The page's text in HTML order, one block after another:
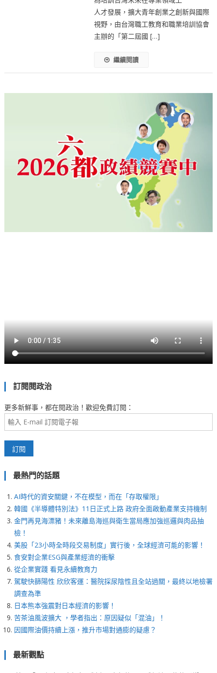
人才發展，擴大青年創業之創新與國際
視野，由台灣職工教育和職業培訓協會
主辦的「第二屆國 […]
繼續閱讀
訂閱閱政治
更多新鮮事，都在閱政治！歡迎免費訂閱：
最熱門的話題
AI時代的資安關鍵，不在模型，而在「存取權限」
韓國《半導體特別法》11日正式上路 政府全面啟動產業支持機制
金門再見海漂豬！未來離島海巡與衛生當局應加強巡邏與肉品抽
檢！
美股「23小時全時段交易制度」實行後，全球經濟可能的影響！
食安對企業ESG與產業經濟的衝擊
從企業實踐 看見永續教育力
駕駛快篩陽性 欣欣客運：醫院採尿陰性且全站過關，最終以地檢署
調查為準
日本熊本強震對日本經濟的影響！
苦茶油風波擴大 ，學者指出：原因疑似「混油」！
因國際油價持續上漲，推升市場對通膨的疑慮？
最新觀點